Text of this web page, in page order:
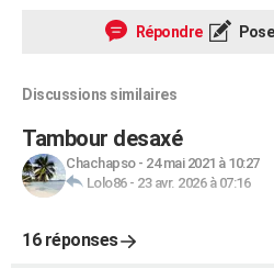
Répondre
Discussions similaires
Tambour desaxé
Chachapso- 24 mai 2021 à 10:27
Lolo86- 23 avr. 2026 à 07:16
16 réponses